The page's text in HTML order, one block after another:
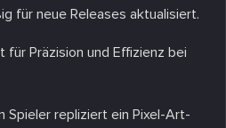
für neue Releases aktualisiert.
für Präzision und Effizienz bei
Spieler repliziert ein Pixel-Art-